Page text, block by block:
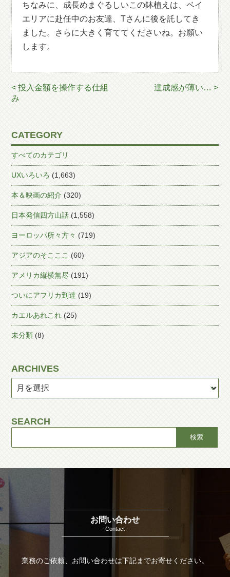
ちなみに、成長めまぐるしいこの鉢植えは、ベイ
エリアに赴任中のお友達、Tさんに後を託してき
ました。さらに大きく育ててくださいね。お願い
します。
< 投入金額を操作する仕組
み
達成感が薄い… >
CATEGORY
すべてのカテゴリ
UXいろいろ (1,663)
本＆映画の紹介 (320)
日本発信四方山話 (1,558)
ヨーロッパ所々方々 (719)
アジアのそこここ (60)
アメリカ縦横無尽 (191)
ついにアフリカ到達 (19)
カエルあれこれ (25)
未分類 (8)
ARCHIVES
SEARCH
お問い合わせ
- Contact -
業務のご依頼、お問い合わせは下記までお寄せください。